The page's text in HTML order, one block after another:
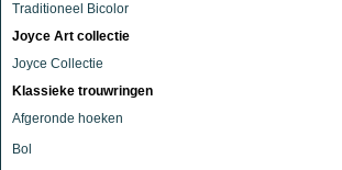
Traditioneel Bicolor
Joyce Art collectie
Joyce Collectie
Klassieke trouwringen
Afgeronde hoeken
Bol